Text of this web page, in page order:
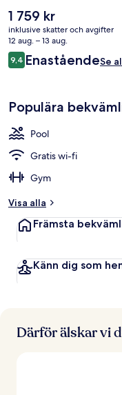
och områdets
kollektivtrafiken. Det är
och till Ventura Rodriguez
gå.
Det
nuvarande
priset
är
1 759 kr
1 759 kr
inklusive skatter och avgifter
12 aug. – 13 aug.
Recensioner
9,49,4 av 10,
EnaståendeSe
Populära
Pool
Gratis wi-fi
Gym
Visa alla
Främsta
Känn dig som
Därför älskar vi